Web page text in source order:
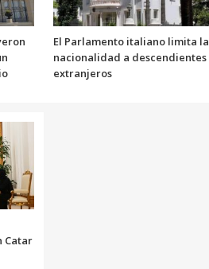
El Parlamento italiano limita la
nacionalidad a descendientes
extranjeros
Catar